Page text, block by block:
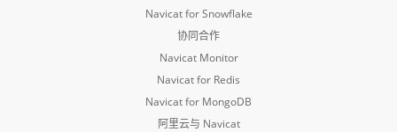
Navicat for Snowflake
协同合作
Navicat Monitor
Navicat for Redis
Navicat for MongoDB
阿里云与 Navicat